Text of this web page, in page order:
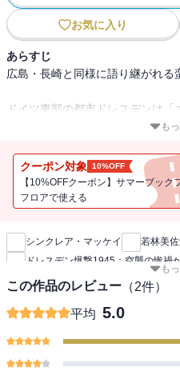
お気に入り
あらすじ
広島・長崎と同様に語り継がれる
ドイツ東部の都市ドレスデンは
ばれ、豊かな歴史と文化、自然
設がないにもかかわらず、英米
弾の空襲火災によって灰燼に帰
書は、英国の歴史ノンフィクシ
「ドレスデン爆撃」については、
劇」の象徴として長く語り継がれ
た。本書はそのような蓄積をも
てつつ、空襲以前から、三波にわ
後の混乱と東独時代、現在の復
米の当事者の多様な証言、日記、
再現し、都市の多難な歩みを克明
も
クーポン対象 10%OFF
【10%OFFクーポン】サマーブック
フロアで使える
新刊通知
シンクレア・マッケイ
若林美
ドレスデン爆撃1945：空襲の惨禍
も
この作品のレビュー （2件）
平均 5.0